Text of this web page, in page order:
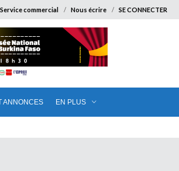
Service commercial Nous écrire SE CONNECTER
ANNONCES EN PLUS